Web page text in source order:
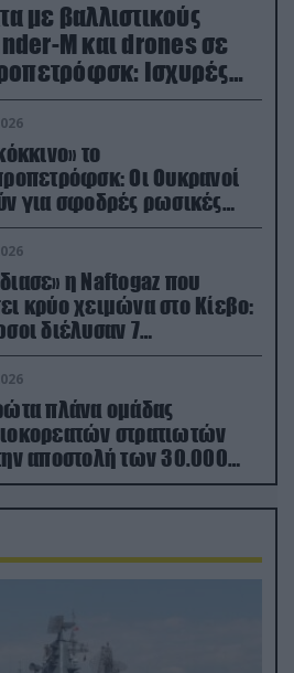
με βαλλιστικούς
M και drones σε
Ισχυρές
το
Οι Ουκρανοί
για σφοδρές ρωσικές
σε όλη την επικράτεια
η Naftogaz που
κρύο χειμώνα στο Κίεβο:
διέλυσαν 7
του ουκρανικού
πλάνα ομάδας
στρατιωτών
αποστολή των 30.000
στη Ρωσία (βίντεο)